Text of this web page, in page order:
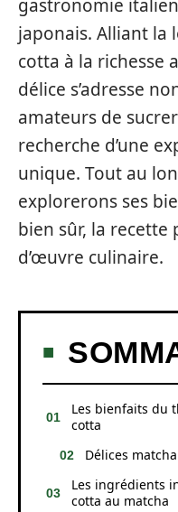
gastronomie
japonais. Alliant la
cotta à la richesse
délice s’adresse
amateurs de
recherche d’une
unique. Tout au
explorerons ses
bien sûr, la recette
d’œuvre culinaire.
Les bienfaits du
cotta
Délices
Les ingrédients
cotta au matcha